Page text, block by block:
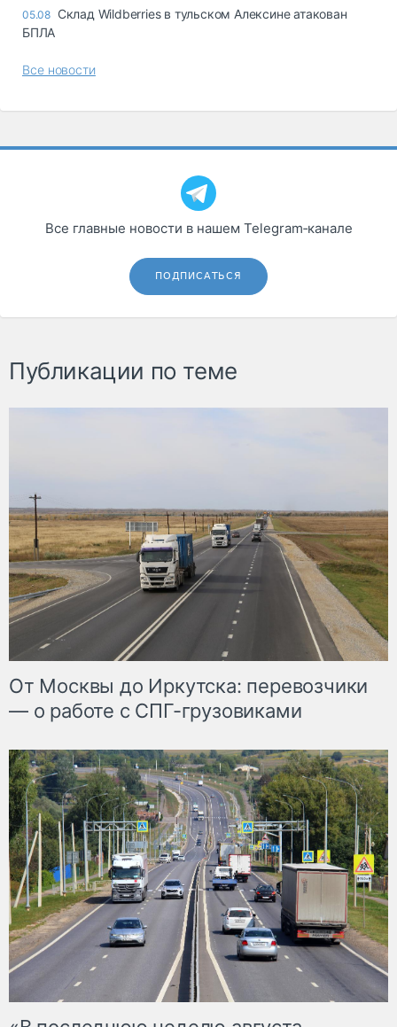
05.08 Склад Wildberries в тульском Алексине атакован
БПЛА
Все новости
Все главные новости в нашем Telegram‑канале
ПОДПИСАТЬСЯ
Публикации по теме
От Москвы до Иркутска: перевозчики
— о работе с СПГ-грузовиками